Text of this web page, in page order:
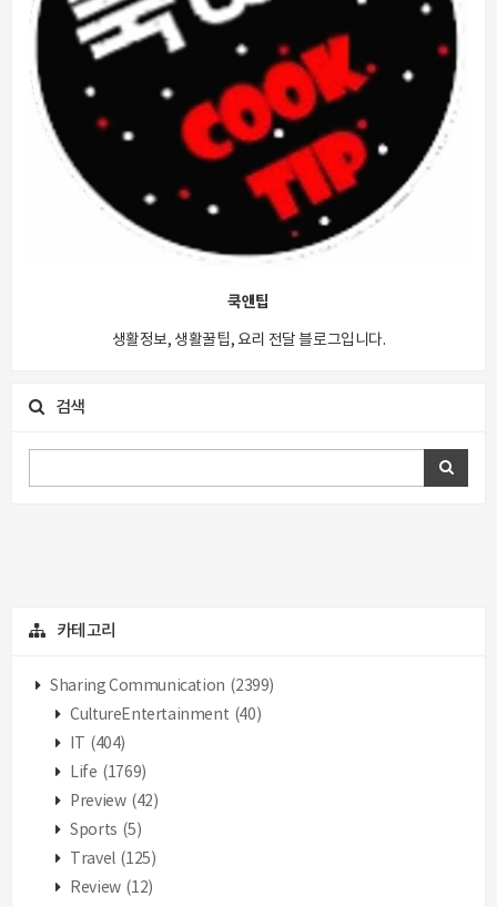
쿡앤팁
생활정보, 생활꿀팁, 요리 전달 블로그입니다.
검색
카테고리
Sharing Communication (2399)
CultureEntertainment (40)
(404)
Life (1769)
Preview (42)
Sports (5)
Travel (125)
Review (12)